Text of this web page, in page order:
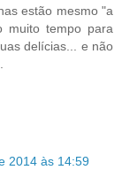
estão mesmo "a
muito tempo para
delícias... e não
2014 às 14:59